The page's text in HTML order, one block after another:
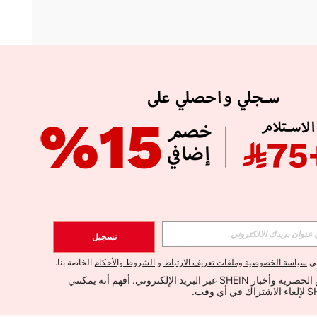
APP
الإشتراك
اشتراك
تسجيل
سياسة الخصوصية وملفات تعريف الارتباط و الشروط والأحكام الخاصة بنا.
أود تلقي العروض الحصرية وأخبار SHEIN عبر البريد الإلكتروني. أفهم أنه يمكنني